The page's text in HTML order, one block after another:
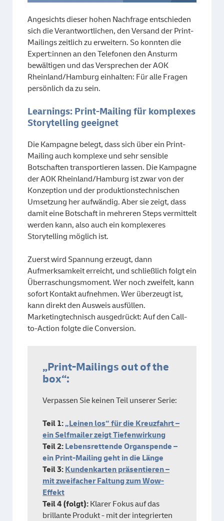
Angesichts dieser hohen Nachfrage entschieden
sich die Verantwortlichen, den Versand der Print-
Mailings zeitlich zu erweitern. So konnten die
Expert:innen an den Telefonen den Ansturm
bewältigen und das Versprechen der AOK
Rheinland/Hamburg einhalten: Für alle Fragen
persönlich da zu sein.
Learnings: Print-Mailing für komplexes
Storytelling geeignet
Die Kampagne belegt, dass sich über ein Print-
Mailing auch komplexe und sehr sensible
Botschaften transportieren lassen. Die Kampagne
der AOK Rheinland/Hamburg ist zwar von der
Konzeption und der produktionstechnischen
Umsetzung her aufwändig. Aber sie zeigt, dass
damit eine Botschaft in mehreren Steps vermittelt
werden kann, also auch ein komplexeres
Storytelling möglich ist.
Zuerst wird Spannung erzeugt, dann
Aufmerksamkeit erreicht, und schließlich folgt ein
Überraschungsmoment. Wer noch zweifelt, kann
sofort Kontakt aufnehmen. Wer überzeugt ist,
kann direkt den Ausweis ausfüllen.
Marketingtechnisch ausgedrückt: Auf den Call-
to-Action folgte die Conversion.
„Print-Mailings out of the
box“:
Verpassen Sie keinen Teil unserer Serie:
Teil 1:„Leinen los“ für die Kreuzfahrt –
ein Selfmailer zeigt Tiefenwirkung
Teil 2: Lebensrettende Organspende –
ein Print-Mailing geht in die Länge
Teil 3: Kundenkarten präsentieren –
mit zweifacher Faltung zum Wow-
Effekt
Teil 4 (folgt): Klarer Fokus auf das
brillante Produkt - mit der integrierten